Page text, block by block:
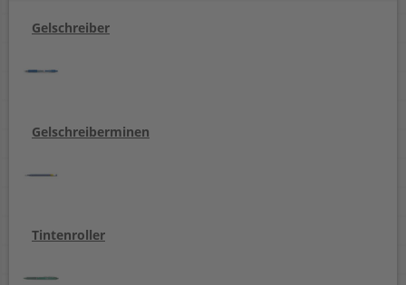
Gelschreiber
Gelschreiberminen
Tintenroller